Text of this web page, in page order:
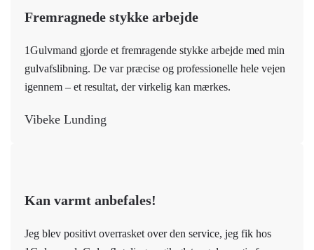
Fremragnede stykke arbejde
1Gulvmand gjorde et fremragende stykke arbejde med min
gulvafslibning. De var præcise og professionelle hele vejen
igennem – et resultat, der virkelig kan mærkes.
Vibeke Lunding
Kan varmt anbefales!
Jeg blev positivt overrasket over den service, jeg fik hos